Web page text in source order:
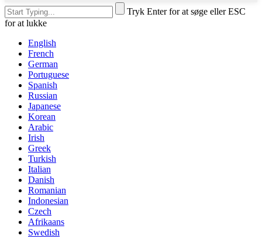
Tryk Enter for at søge eller ESC
for at lukke
English
French
German
Portuguese
Spanish
Russian
Japanese
Korean
Arabic
Irish
Greek
Turkish
Italian
Danish
Romanian
Indonesian
Czech
Afrikaans
Swedish